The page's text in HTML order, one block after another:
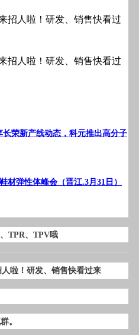
长荣新产线动态，科元推出高分子
材弹性体峰会（晋江.3月31日）
TPR、TPV哦
。